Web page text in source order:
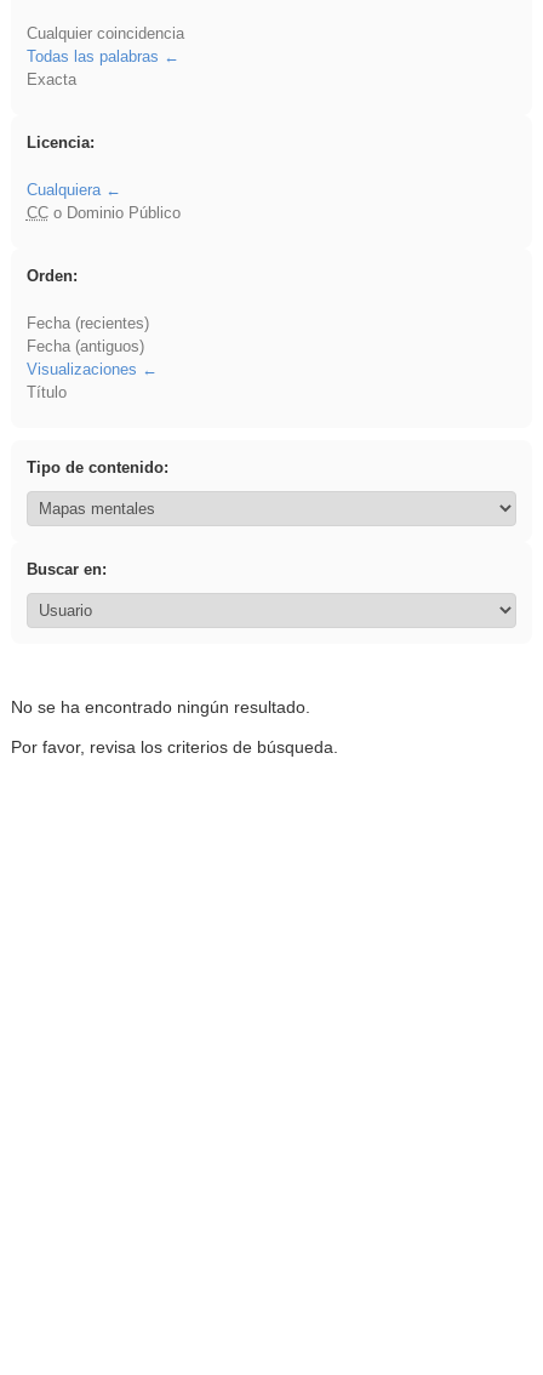
Cualquier coincidencia
Todas las palabras
Exacta
Licencia:
Cualquiera
CCo Dominio Público
Orden:
Fecha (recientes)
Fecha (antiguos)
Visualizaciones
Título
Tipo de contenido:
Buscar en:
No se ha encontrado ningún resultado.
Por favor, revisa los criterios de búsqueda.